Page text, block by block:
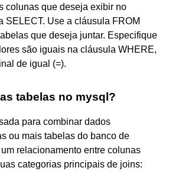
colunas que deseja exibir no
SELECT. Use a cláusula FROM
que deseja juntar. Especifique
são iguais na cláusula WHERE,
de igual (=).
tabelas no mysql?
para combinar dados
ou mais tabelas do banco de
relacionamento entre colunas
categorias principais de joins: